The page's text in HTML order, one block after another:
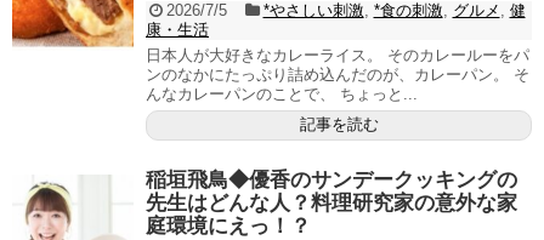
2026/7/5 *やさしい刺激, *食の刺激, グルメ , 健
康・生活
日本人が大好きなカレーライス。 そのカレールーをパ
ンのなかにたっぷり詰め込んだのが、カレーパン。 そ
んなカレーパンのことで、 ちょっと...
記事を読む
稲垣飛鳥◆優香のサンデークッキングの
先生はどんな人？料理研究家の意外な家
庭環境にえっ！？